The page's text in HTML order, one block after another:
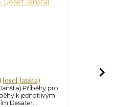
Janšta)
Příběhy pro
k jednotlivým
Desater...